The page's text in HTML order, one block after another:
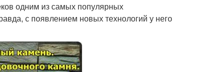
одним из самых популярных
с появлением новых технологий у него